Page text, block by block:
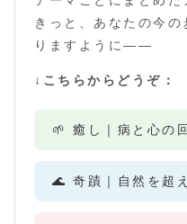
きっと、あなたの今
りますように――
↓こちらからどうぞ：
🌱 癒し｜病と心の
🌊 奇蹟｜自然を超